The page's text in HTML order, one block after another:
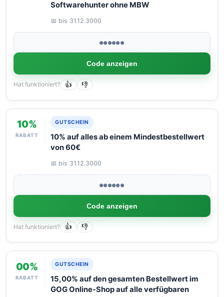
Softwarehunter ohne MBW
📅 bis 31.12.3000
●●●●●●
Code anzeigen
Hat funktioniert? 👍 👎
10%
RABATT
GUTSCHEIN
10% auf alles ab einem Mindestbestellwert
von 60€
📅 bis 31.12.3000
●●●●●●
Code anzeigen
Hat funktioniert? 👍 👎
00%
RABATT
GUTSCHEIN
15,00% auf den gesamten Bestellwert im
GOG Online-Shop auf alle verfügbaren